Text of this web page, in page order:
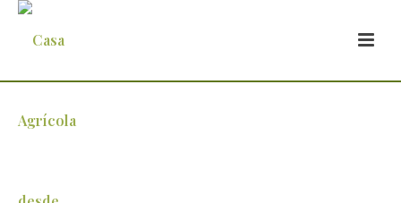
Herdade Maria da Guarda: